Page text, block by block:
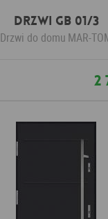
Drzwi GB 01/3
Drzwi do domu MAR-
2